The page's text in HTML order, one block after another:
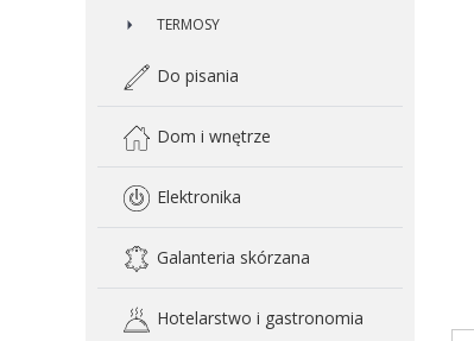
TERMOSY
Do pisania
Dom i wnętrze
Elektronika
Galanteria skórzana
Hotelarstwo i gastronomia